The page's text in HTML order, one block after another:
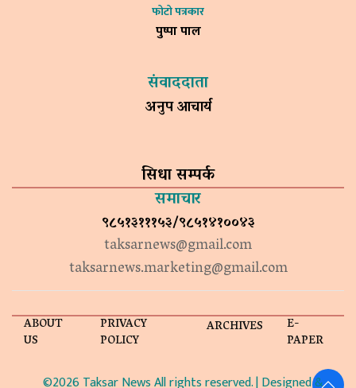
फोटो पत्रकार
पुष्पा पाल
संवाददाता
अनुप आचार्य
सिधा सम्पर्क
समाचार
९८५१३१११५३/९८५१४१००४३
taksarnews@gmail.com
taksarnews.marketing@gmail.com
ABOUT
US
PRIVACY
POLICY
ARCHIVES E-
PAPER
©2026 Taksar News All rights reserved. | Designed &